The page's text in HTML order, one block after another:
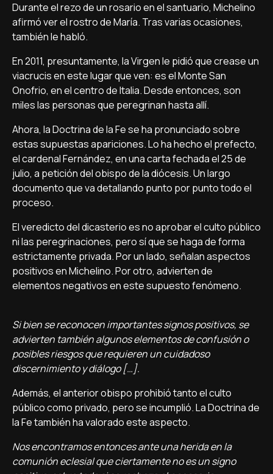
Durante el rezo de un rosario en el santuario, Michelino
afirmó ver el rostro de María. Tras varias ocasiones,
también le habló.
En 2011, presuntamente, la Virgen le pidió que crease un
viacrucis en este lugar que ven: es el Monte San
Onofrio, en el centro de Italia. Desde entonces, son
miles las personas que peregrinan hasta allí.
Ahora, la Doctrina de la Fe se ha pronunciado sobre
estas supuestas apariciones. Lo ha hecho el prefecto,
el cardenal Fernández, en una carta fechada el 25 de
julio, a petición del obispo de la diócesis. Un largo
documento que va detallando punto por punto todo el
proceso.
El veredicto del dicasterio es no aprobar el culto público
ni las peregrinaciones, pero sí que se haga de forma
estrictamente privada. Por un lado, señalan aspectos
positivos en Michelino. Por otro, advierten de
elementos negativos en este supuesto fenómeno.
Si bien se reconocen importantes signos positivos, se
advierten también algunos elementos de confusión o
posibles riesgos que requieren un cuidadoso
discernimiento y diálogo […].
Además, el anterior obispo prohibió tanto el culto
público como privado, pero se incumplió. La Doctrina de
la Fe también ha valorado este aspecto.
Nos encontramos entonces ante una herida en la
comunión eclesial que ciertamente no es un signo